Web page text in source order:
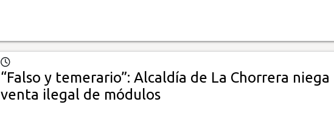
“Falso y temerario”: Alcaldía de La Chorrera niega
venta ilegal de módulos